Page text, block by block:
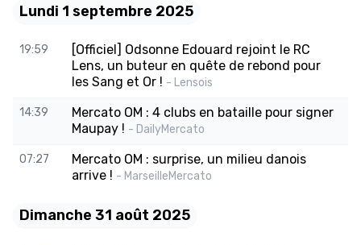
Lundi 1 septembre 2025
19:59
[Officiel] Odsonne Edouard rejoint le RC
Lens, un buteur en quête de rebond pour
les Sang et Or ! - Lensois
14:39
Mercato OM : 4 clubs en bataille pour signer
Maupay ! - DailyMercato
07:27
Mercato OM : surprise, un milieu danois
arrive ! - MarseilleMercato
Dimanche 31 août 2025